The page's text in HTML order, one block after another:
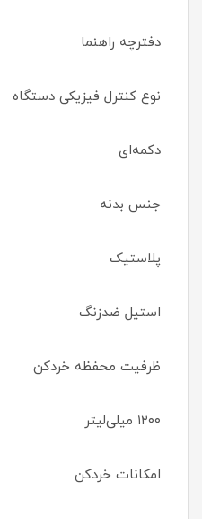
دفترچه راهنما
نوع کنترل فیزیکی دستگاه
دکمه‌ای
جنس بدنه
پلاستیک
استیل ضدزنگ
ظرفیت محفظه خردکن
۱۲۰۰ میلی‌لیتر
امکانات خردکن